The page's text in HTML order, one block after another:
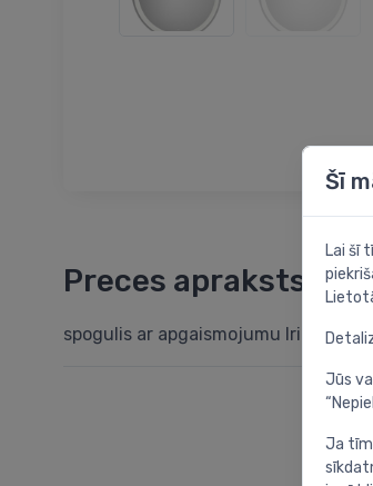
Preces apraksts
spogulis ar apgaismojumu Iridia,
Šī
Lai šī
Jūs
Ja